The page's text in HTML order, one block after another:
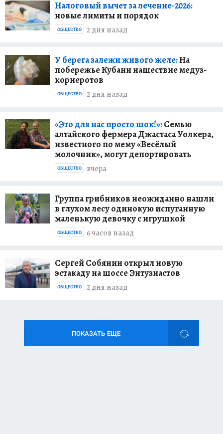
Налоговый вычет за лечение-2026:
новые лимиты и порядок
2 дня назад
ОБЩЕСТВО
У берега залежи живого желе:На
побережье Кубани нашествие медуз-
корнеротов
2 дня назад
ОБЩЕСТВО
«Это для нас просто шок!»:Семью
алтайского фермера Джастаса Уолкера,
известного по мему «Весёлый
молочник», могут депортировать
вчера
ОБЩЕСТВО
Группа грибников неожиданно нашли
в глухом лесу одинокую испуганную
маленькую девочку с игрушкой
6 часов назад
ОБЩЕСТВО
Сергей Собянин открыл новую
эстакаду на шоссе Энтузиастов
2 дня назад
ОБЩЕСТВО
ПОКАЗАТЬ ЕЩЕ